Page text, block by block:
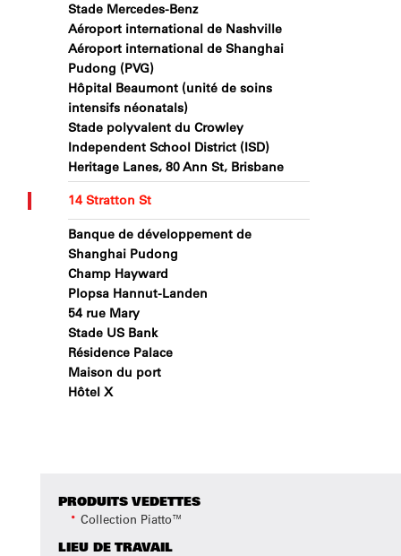
Stade Mercedes-Benz
Aéroport international de Nashville
Aéroport international de Shanghai
Pudong (PVG)
Hôpital Beaumont (unité de soins
intensifs néonatals)
Stade polyvalent du Crowley
Independent School District (ISD)
Heritage Lanes, 80 Ann St, Brisbane
14 Stratton St
Banque de développement de
Shanghai Pudong
Champ Hayward
Plopsa Hannut-Landen
54 rue Mary
Stade US Bank
Résidence Palace
Maison du port
Hôtel X
PRODUITS VEDETTES
Collection Piatto™
LIEU DE TRAVAIL